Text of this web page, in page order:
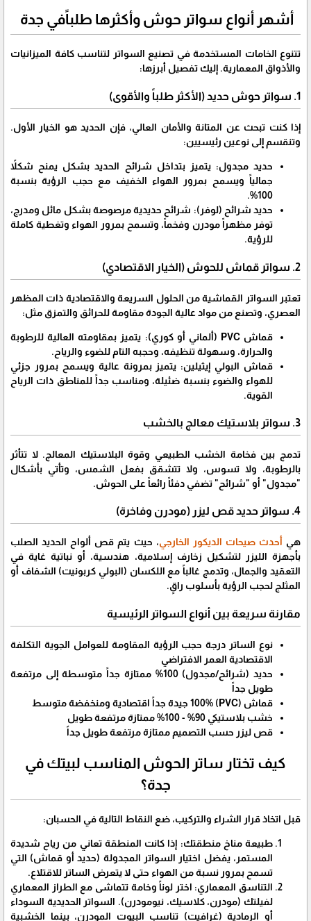
​أشهر أنواع سواتر حوش وأكثرها طلباًفي جدة
​تتنوع الخامات المستخدمة في تصنيع السواتر لتناسب كافة الميزانيات
والأذواق المعمارية. إليك تفصيل أبرزها:
​1. سواتر حوش حديد (الأكثر طلباً والأقوى)
​إذا كنت تبحث عن المتانة والأمان العالي، فإن الحديد هو الخيار الأول.
وتنقسم إلى نوعين رئيسيين:
​حديد مجدول: يتميز بتداخل شرائح الحديد بشكل يمنح شكلاً
جمالياً ويسمح بمرور الهواء الخفيف مع حجب الرؤية بنسبة
100%.
​حديد شرائح (لوفر): شرائح حديدية مرصوصة بشكل مائل ومدرج،
توفر مظهراً مودرن وفخماً، وتسمح بمرور الهواء وتغطية كاملة
للرؤية.
​2. سواتر قماش للحوش (الخيار الاقتصادي)
​تعتبر السواتر القماشية من الحلول السريعة والاقتصادية ذات المظهر
العصري، وتصنع من مواد عالية الجودة مقاومة للحرائق والتمزق مثل:
​قماش PVC (ألماني أو كوري): يتميز بمقاومته العالية للرطوبة
والحرارة، وسهولة تنظيفه، وحجبه التام للضوء والرياح.
​قماش البولي إيثيلين: يتميز بمرونة عالية ويسمح بمرور جزئي
للهواء والضوء بنسبة ضئيلة، ومناسب جداً للمناطق ذات الرياح
القوية.
​3. سواتر بلاستيك معالج بالخشب
​تدمج بين فخامة الخشب الطبيعي وقوة البلاستيك المعالج. لا تتأثر
بالرطوبة، ولا تسوس، ولا تتشقق بفعل الشمس، وتأتي بأشكال
"مجدول" أو "شرائح" تضفي دفئاً رائعاً على الحوش.
​4. سواتر حديد قص ليزر (مودرن وفاخرة)
​هي أحدث صيحات الديكور الخارجي، حيث يتم قص ألواح الحديد الصلب
بأجهزة الليزر لتشكيل زخارف إسلامية، هندسية، أو نباتية غاية في
التعقيد والجمال، وتدمج غالباً مع اللكسان (البولي كربونيت) الشفاف أو
المثلج لحجب الرؤية بأسلوب راقٍ.
​مقارنة سريعة بين أنواع السواتر الرئيسية
نوع الساتر درجة حجب الرؤية المقاومة للعوامل الجوية التكلفة
الاقتصادية العمر الافتراضي
حديد (شرائح/مجدول) 100% ممتازة جداً متوسطة إلى مرتفعة
طويل جداً
قماش (PVC) 100% جيدة جداً اقتصادية ومنخفضة متوسط
خشب بلاستيكي 90% - 100% ممتازة مرتفعة طويل
قص ليزر حسب التصميم ممتازة مرتفعة طويل جداً
كيف تختار ساتر الحوش المناسب لبيتك في
جدة؟
​قبل اتخاذ قرار الشراء والتركيب، ضع النقاط التالية في الحسبان:
​طبيعة مناخ منطقتك: إذا كانت المنطقة تعاني من رياح شديدة
المستمر، يفضل اختيار السواتر المجدولة (حديد أو قماش) التي
تسمح بمرور نسبة من الهواء حتى لا يتعرض الساتر للاقتلاع.
​التناسق المعماري: اختر لوناً وخامة تتماشى مع الطراز المعماري
لفيلتك (مودرن، كلاسيك، نيومودرن). السواتر الحديدية السوداء
أو الرمادية (غرافيت) تناسب البيوت المودرن، بينما الخشبية